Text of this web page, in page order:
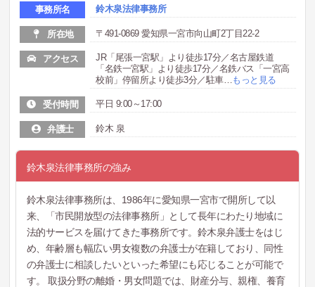
事務所名 鈴木泉法律事務所
所在地 〒491-0869 愛知県一宮市向山町2丁目22-2
アクセス
JR「尾張一宮駅」より徒歩17分／名古屋鉄道
「名鉄一宮駅」より徒歩17分／名鉄バス「一宮高
校前」停留所より徒歩3分／駐車… もっと見る
受付時間 平日 9:00～17:00
弁護士 鈴木 泉
鈴木泉法律事務所の強み
鈴木泉法律事務所は、1986年に愛知県一宮市で開所して以
来、「市民開放型の法律事務所」として長年にわたり地域に
法的サービスを届けてきた事務所です。鈴木泉弁護士をはじ
め、年齢層も幅広い男女複数の弁護士が在籍しており、同性
の弁護士に相談したいといった希望にも応じることが可能で
す。 取扱分野の離婚・男女問題では、財産分与、親権、養育